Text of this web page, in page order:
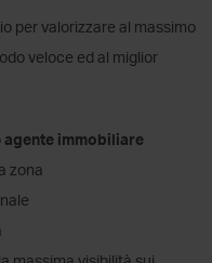
per valorizzare al massimo
veloce ed al miglior
agente immobiliare
zona